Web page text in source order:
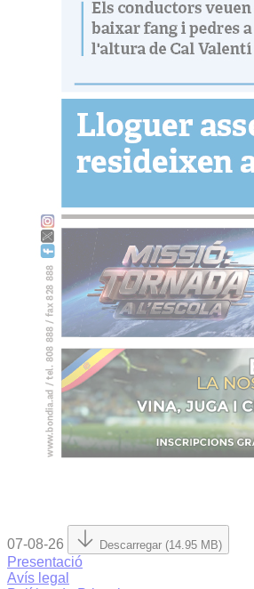
07-08-26 Descarregar (14.95 MB)
Presentació
Avís legal